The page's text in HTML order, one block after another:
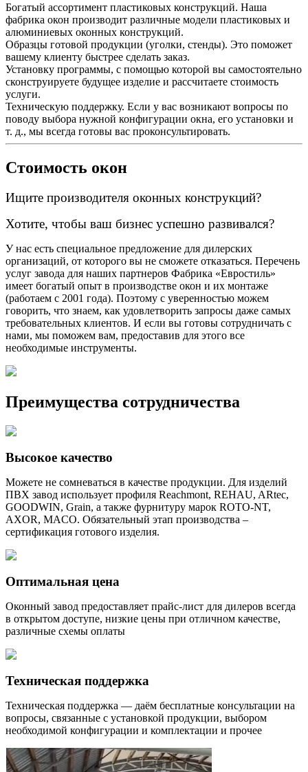
Богатый ассортимент пластиковых конструкций. Наша
фабрика окон производит различные модели пластиковых и
алюминиевых оконных конструкций.
Образцы готовой продукции (уголки, стенды). Это поможет
вашему клиенту быстрее сделать заказ.
Установку программы, с помощью которой вы самостоятельно
сконструируете будущее изделие и рассчитаете стоимость
услуги.
Техническую поддержку. Если у вас возникают вопросы по
поводу выбора нужной конфигурации окна, его установки и
т. д., мы всегда готовы вас проконсультировать.
Стоимость окон
Ищите производителя оконных конструкций?
Хотите, чтобы ваш бизнес успешно развивался?
У нас есть специальное предложение для дилерских
организаций, от которого вы не сможете отказаться. Перечень
услуг завода для наших партнеров Фабрика «Евростиль»
имеет богатый опыт в производстве окон и их монтаже
(работаем с 2001 года). Поэтому с уверенностью можем
говорить, что знаем, как удовлетворить запросы даже самых
требовательных клиентов. И если вы готовы сотрудничать с
нами, мы поможем вам, предоставив для этого все
необходимые инструменты.
Преимущества сотрудничества
Высокое качество
Можете не сомневаться в качестве продукции. Для изделий
ПВХ завод использует профиля Reachmont, REHAU, ARtec,
GOODWIN, Grain, а также фурнитуру марок ROTO-NT,
AXOR, MACO. Обязательный этап производства –
сертификация готового изделия.
Оптимальная цена
Оконный завод предоставляет прайс-лист для дилеров всегда
в открытом доступе, низкие цены при отличном качестве,
различные схемы оплаты
Техническая поддержка
Техническая поддержка — даём бесплатные консультации на
вопросы, связанные с установкой продукции, выбором
необходимой конфигурации и комплектации и прочее